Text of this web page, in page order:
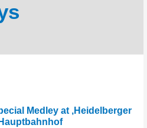
Medley at ‚Heidelberger